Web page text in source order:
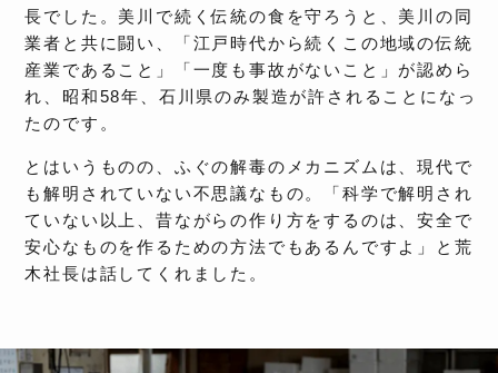
長でした。美川で続く伝統の食を守ろうと、美川の同
業者と共に闘い、「江戸時代から続くこの地域の伝統
産業であること」「一度も事故がないこと」が認めら
れ、昭和58年、石川県のみ製造が許されることになっ
たのです。
とはいうものの、ふぐの解毒のメカニズムは、現代で
も解明されていない不思議なもの。「科学で解明され
ていない以上、昔ながらの作り方をするのは、安全で
安心なものを作るための方法でもあるんですよ」と荒
木社長は話してくれました。